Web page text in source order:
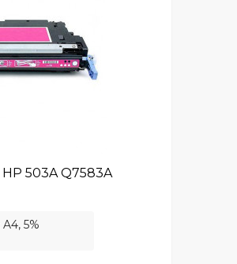
HP 503A Q7583A
5%